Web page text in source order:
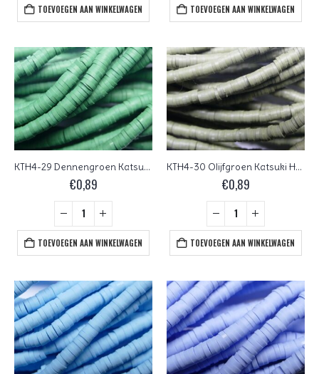
TOEVOEGEN AAN WINKELWAGEN TOEVOEGEN AAN WINKELWAGEN
KTH4-29 Dennengroen Katsuki Heishi Disc Beads 4 mm
€0,89
TOEVOEGEN AAN WINKELWAGEN
KTH4-30 Olijfgroen Katsuki Heishi Disc Beads 4 mm
€0,89
TOEVOEGEN AAN WINKELWAGEN